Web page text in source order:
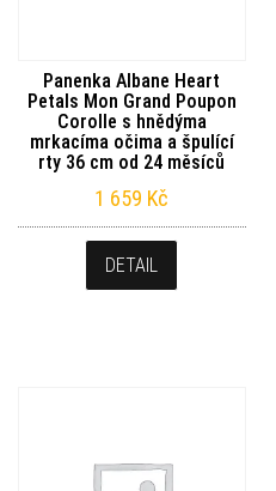
Panenka Albane Heart
Petals Mon Grand Poupon
Corolle s hnědýma
mrkacíma očima a špulící
rty 36 cm od 24 měsíců
1 659 Kč
DETAIL